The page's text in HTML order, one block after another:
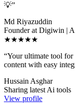
💡”
Md Riyazuddin
Founder at Digiwin |
★★★★★
“Your ultimate tool for
content with easy
Hussain Asghar
Sharing latest Ai tools
View profile